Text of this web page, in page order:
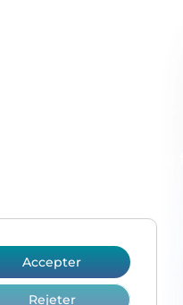
Viscosité
Volatilité
Verrerie
Accepter
Rejeter